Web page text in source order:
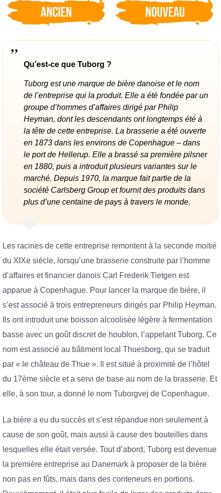
Qu’est-ce que Tuborg ?
Tuborg est une marque de bière danoise et le nom
de l’entreprise qui la produit. Elle a été fondée par un
groupe d’hommes d’affaires dirigé par Philip
Heyman, dont les descendants ont longtemps été à
la tête de cette entreprise. La brasserie a été ouverte
en 1873 dans les environs de Copenhague – dans
le port de Hellerup. Elle a brassé sa première pilsner
en 1880, puis a introduit plusieurs variantes sur le
marché. Depuis 1970, la marque fait partie de la
société Carlsberg Group et fournit des produits dans
plus d’une centaine de pays à travers le monde.
Les racines de cette entreprise remontent à la seconde moitié
du XIXe siècle, lorsqu’une brasserie construite par l’homme
d’affaires et financier danois Carl Frederik Tietgen est
apparue à Copenhague. Pour lancer la marque de bière, il
s’est associé à trois entrepreneurs dirigés par Philip Heyman.
Ils ont introduit une boisson alcoolisée légère à fermentation
basse avec un goût discret de houblon, l’appelant Tuborg. Ce
nom est associé au bâtiment local Thuesborg, qui se traduit
par « le château de Thue ». Il est situé à proximité de l’hôtel
du 17ème siècle et a servi de base au nom de la brasserie. Et
elle, à son tour, a donné le nom Tuborgvej de Copenhague.
La bière a eu du succès et s’est répandue non seulement à
cause de son goût, mais aussi à cause des bouteilles dans
lesquelles elle était versée. Tout d’abord, Tuborg est devenue
la première entreprise au Danemark à proposer de la bière
non pas en fûts, mais dans des conteneurs en portions.